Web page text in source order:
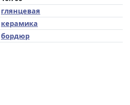
глянцевая
керамика
бордюр